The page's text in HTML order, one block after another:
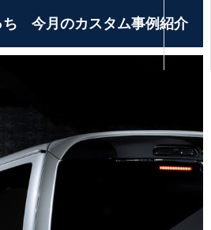
ち 今月のカスタム事例紹介